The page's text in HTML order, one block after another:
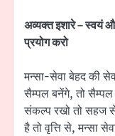
अव्यक्त इशारे – स्वयं
प्रयोग करो
मन्सा-सेवा बेहद की
सैम्पल बनेंगे, तो सैम्पल
संकल्प रखो तो सहज
है तो वृत्ति से, मन्सा